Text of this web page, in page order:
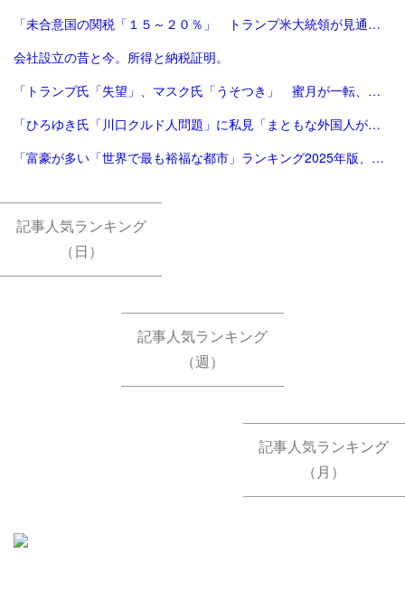
「未合意国の関税「１５～２０％」 トランプ米大統領が見通し：時事ドットコム」
会社設立の昔と今。所得と納税証明。
「トランプ氏「失望」、マスク氏「うそつき」 蜜月が一転、非難の応酬 | 毎日新聞」
「ひろゆき氏「川口クルド人問題」に私見「まともな外国人が損するので不法就労には厳しくすべき」 - 芸能 : 日刊スポーツ」
「富豪が多い「世界で最も裕福な都市」ランキング2025年版、東京が2年連続3位 | Forbes JAPAN 公式サイト（フォーブス ジャパン）」
記事人気ランキング
（日）
記事人気ランキング
（週）
記事人気ランキング
（月）